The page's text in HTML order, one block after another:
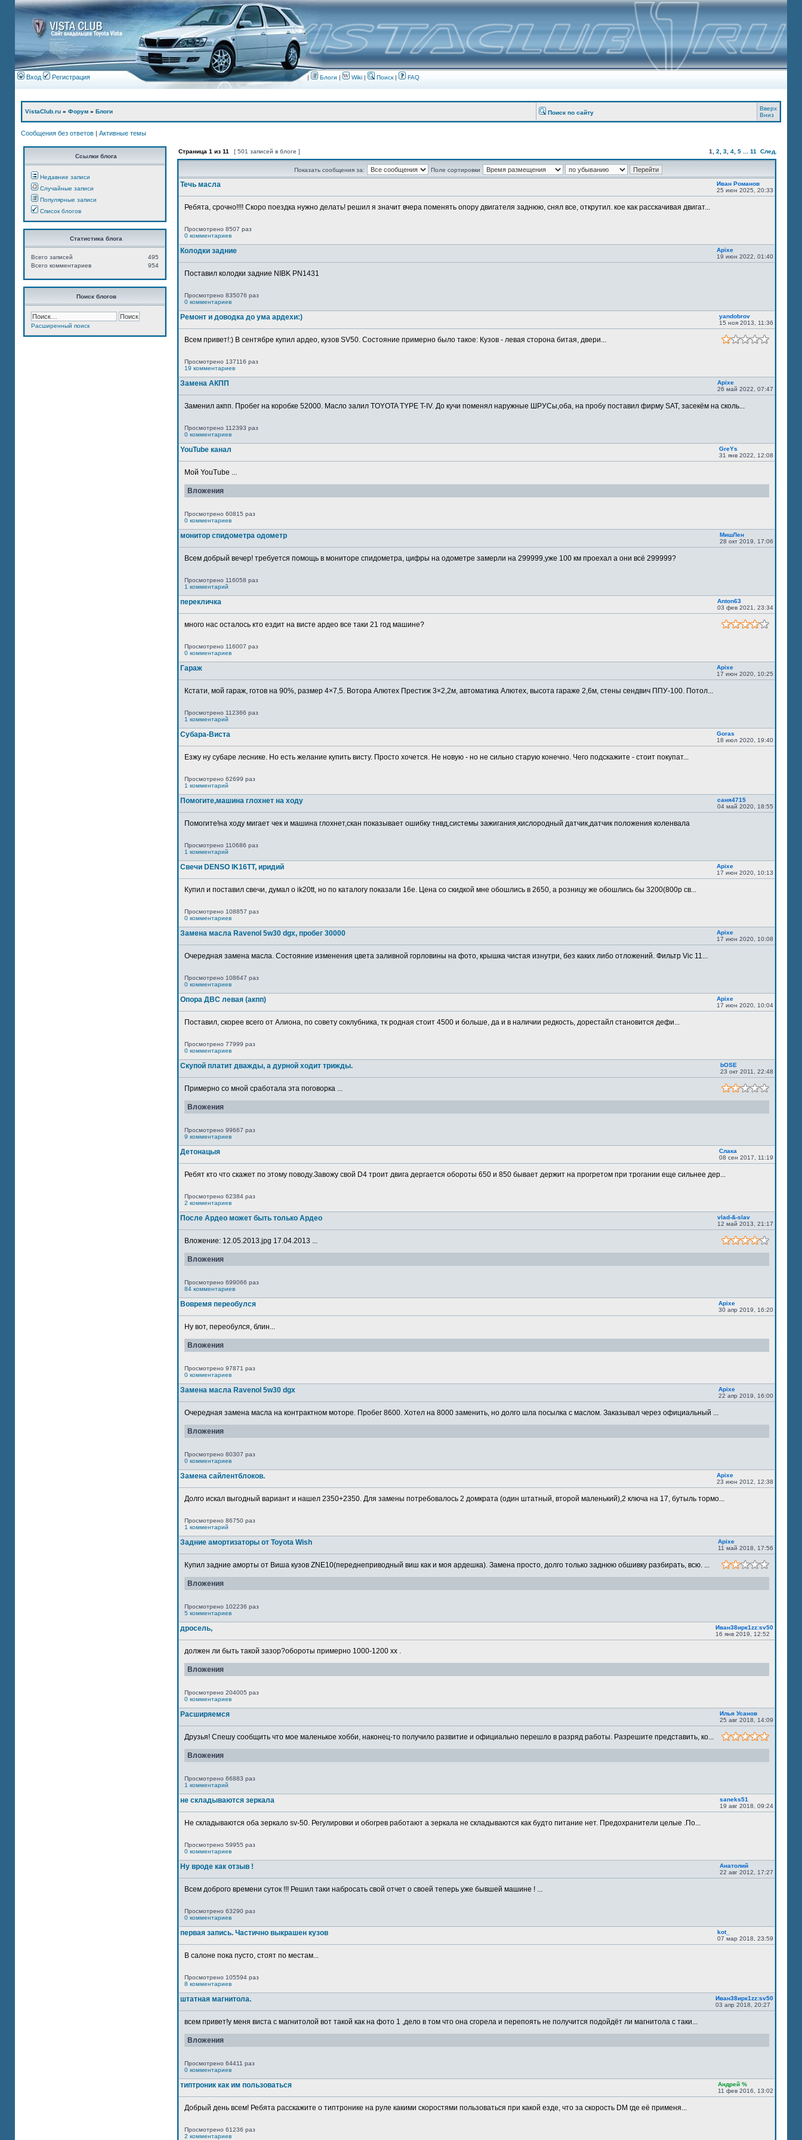
Вход Регистрация | Блоги | Wiki | Поиск| FAQ
VistaClub.ru » Форум » Блоги Поиск по сайту
Вверх
Вниз
Сообщения без ответов | Активные темы
Ссылки блога
Недавние записи
Случайные записи
Популярные записи
Список блогов
Статистика блога
495
Всего записей
954
Всего комментариев
Поиск блогов
Расширенный поиск
Страница 1 из 11 [ 501 записей в блоге ] 1 2 3 4 5 11 След.
Показать сообщения за: Поле сортировки
Течь масла
Иван Романов
25 июн 2025, 20:33
Ребята, срочно!!!! Скоро поездка нужно делать! решил я значит вчера поменять опору двигателя заднюю, снял все, открутил. кое как расскачивая двигат...
Просмотрено 8507 раз
0 комментариев
Колодки задние
Apixe
19 июн 2022, 01:40
Поставил колодки задние NIBK PN1431
Просмотрено 835076 раз
0 комментариев
Ремонт и доводка до ума ардехи:)
yandobrov
15 ноя 2013, 11:36
Всем привет!:) В сентябре купил ардео, кузов SV50. Состояние примерно было такое: Кузов - левая сторона битая, двери...
Просмотрено 137116 раз
19 комментариев
Замена АКПП
Apixe
26 май 2022, 07:47
Заменил акпп. Пробег на коробке 52000. Масло залил TOYOTA TYPE T-IV. До кучи поменял наружные ШРУСы,оба, на пробу поставил фирму SAT, засекём на сколь...
Просмотрено 112393 раз
0 комментариев
YouTube канал
GreYs
31 янв 2022, 12:08
Мой YouTube ...
Вложения
Просмотрено 60815 раз
0 комментариев
монитор спидометра одометр
МишЛен
28 окт 2019, 17:06
Всем добрый вечер! требуется помощь в мониторе спидометра, цифры на одометре замерли на 299999,уже 100 км проехал а они всё 299999?
Просмотрено 116058 раз
1 комментарий
перекличка
Anton63
03 фев 2021, 23:34
много нас осталось кто ездит на висте ардео все таки 21 год машине?
Просмотрено 116007 раз
0 комментариев
Гараж
Apixe
17 июн 2020, 10:25
Кстати, мой гараж, готов на 90%, размер 4×7,5. Вотора Алютех Престиж 3×2,2м, автоматика Алютех, высота гараже 2,6м, стены сендвич ППУ-100. Потол...
Просмотрено 112366 раз
1 комментарий
Субара-Виста
Goras
18 июл 2020, 19:40
Езжу ну субаре леснике. Но есть желание купить висту. Просто хочется. Не новую - но не сильно старую конечно. Чего подскажите - стоит покупат...
Просмотрено 62699 раз
1 комментарий
Помогите,машина глохнет на ходу
саня4715
04 май 2020, 18:55
Помогите!на ходу мигает чек и машина глохнет,скан показывает ошибку тнвд,системы зажигания,кислородный датчик,датчик положения коленвала
Просмотрено 110686 раз
1 комментарий
Свечи DENSO IK16TT, иридий
Apixe
17 июн 2020, 10:13
Купил и поставил свечи, думал о ik20tt, но по каталогу показали 16е. Цена со скидкой мне обошлись в 2650, а розницу же обошлись бы 3200(800р св...
Просмотрено 108857 раз
0 комментариев
Замена масла Ravenol 5w30 dgx, пробег 30000
Apixe
17 июн 2020, 10:08
Очередная замена масла. Состояние изменения цвета заливной горловины на фото, крышка чистая изнутри, без каких либо отложений. Фильтр Vic 11...
Просмотрено 108647 раз
0 комментариев
Опора ДВС левая (акпп)
Apixe
17 июн 2020, 10:04
Поставил, скорее всего от Алиона, по совету соклубника, тк родная стоит 4500 и больше, да и в наличии редкость, дорестайл становится дефи...
Просмотрено 77999 раз
0 комментариев
Скупой платит дважды, а дурной ходит трижды.
bOSE
23 окт 2011, 22:48
Примерно со мной сработала эта поговорка ...
Вложения
Просмотрено 99667 раз
9 комментариев
Детонацыя
Слака
08 сен 2017, 11:19
Ребят кто что скажет по этому поводу.Завожу свой D4 троит двига дергается обороты 650 и 850 бывает держит на прогретом при трогании еще сильнее дер...
Просмотрено 62384 раз
2 комментариев
После Ардео может быть только Ардео
vlad-&-slav
12 май 2013, 21:17
Вложение: 12.05.2013.jpg 17.04.2013 ...
Вложения
Просмотрено 699066 раз
84 комментариев
Вовремя переобулся
Apixe
30 апр 2019, 16:20
Ну вот, переобулся, блин...
Вложения
Просмотрено 97871 раз
0 комментариев
Замена масла Ravenol 5w30 dgx
Apixe
22 апр 2019, 16:00
Очередная замена масла на контрактном моторе. Пробег 8600. Хотел на 8000 заменить, но долго шла посылка с маслом. Заказывал через официальный ...
Вложения
Просмотрено 80307 раз
0 комментариев
Замена сайлентблоков.
Apixe
23 июн 2012, 12:38
Долго искал выгодный вариант и нашел 2350+2350. Для замены потребовалось 2 домкрата (один штатный, второй маленький),2 ключа на 17, бутыль тормо...
Просмотрено 86750 раз
1 комментарий
Задние амортизаторы от Toyota Wish
Apixe
11 май 2018, 17:56
Купил задние аморты от Виша кузов ZNE10(переднеприводный виш как и моя ардешка). Замена просто, долго только заднюю обшивку разбирать, всю. ...
Вложения
Просмотрено 102236 раз
5 комментариев
дросель,
Иван38ирк1zz:sv50
16 янв 2019, 12:52
должен ли быть такой зазор?обороты примерно 1000-1200 хх .
Вложения
Просмотрено 204005 раз
0 комментариев
Расширяемся
Илья Усанов
25 авг 2018, 14:09
Друзья! Спешу сообщить что мое маленькое хобби, наконец-то получило развитие и официально перешло в разряд работы. Разрешите представить, ко...
Вложения
Просмотрено 66883 раз
1 комментарий
не складываются зеркала
saneks51
19 авг 2018, 09:24
Не складываются оба зеркало sv-50. Регулировки и обогрев работают а зеркала не складываются как будто питание нет. Предохранители целые .По...
Просмотрено 59955 раз
0 комментариев
Ну вроде как отзыв !
Анатолий
22 авг 2012, 17:27
Всем доброго времени суток !!! Решил таки набросать свой отчет о своей теперь уже бывшей машине ! ...
Просмотрено 63290 раз
0 комментариев
первая запись. Частично выкрашен кузов
kot_
07 мар 2018, 23:59
В салоне пока пусто, стоят по местам...
Просмотрено 105594 раз
8 комментариев
штатная магнитола.
Иван38ирк1zz:sv50
03 апр 2018, 20:27
всем привет!у меня виста с магнитолой вот такой как на фото 1 ,дело в том что она сгорела и перепоять не получится подойдёт ли магнитола с таки...
Вложения
Просмотрено 64411 раз
0 комментариев
типтроник как им пользоваться
Андрей %
11 фев 2016, 13:02
Добрый день всем! Ребята расскажите о типтронике на руле какими скоростями пользоваться при какой езде, что за скорость DM где её применя...
Просмотрено 61236 раз
2 комментариев